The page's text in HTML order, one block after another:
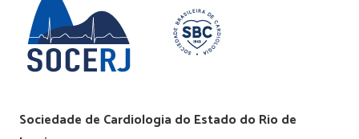
Sociedade de Cardiologia do Estado do Rio de